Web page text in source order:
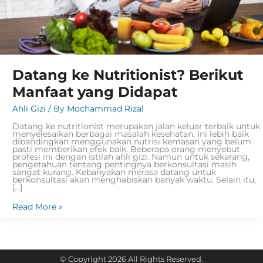
Datang ke Nutritionist? Berikut
Manfaat yang Didapat
Ahli Gizi / By Mochammad Rizal
Datang ke nutritionist merupakan jalan keluar terbaik untuk
menyelesaikan berbagai masalah kesehatan. Ini lebih baik
dibandingkan menggunakan nutrisi kemasan yang belum
pasti memberikan efek baik. Beberapa orang menyebut
profesi ini dengan istilah ahli gizi. Namun untuk sekarang,
pengetahuan tentang pentingnya berkonsultasi masih
sangat kurang. Kebanyakan merasa datang untuk
berkonsultasi akan menghabiskan banyak waktu. Selain itu,
[…]
Read More »
© Copyright 2026 All Rights Reserved.